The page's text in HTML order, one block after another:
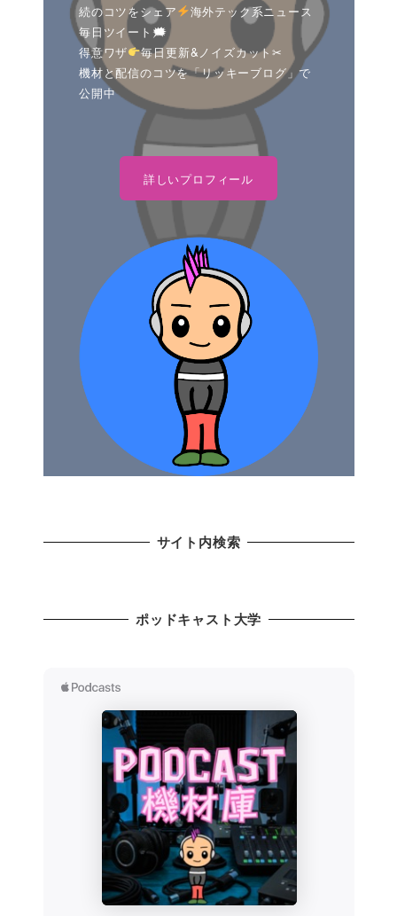
続のコツをシェア
海外テック系ニュース
毎日ツイート🗯
得意ワザ
毎日更新&ノイズカット✂
機材と配信のコツを「リッキーブログ」で
公開中
詳しいプロフィール
サイト内検索
ポッドキャスト大学